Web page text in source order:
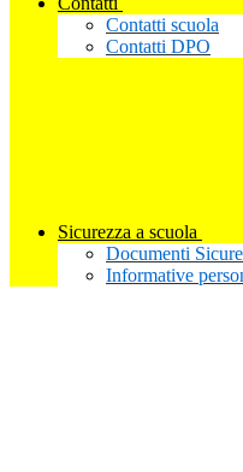
Contatti scuola
Contatti DPO
Sicurezza a scuola
Documenti
Informative